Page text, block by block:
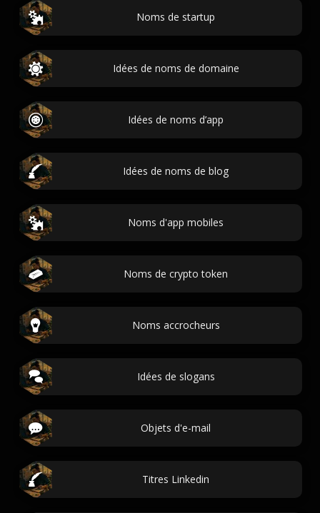
Noms de startup
Idées de noms de domaine
Idées de noms d’app
Idées de noms de blog
Noms d'app mobiles
Noms de crypto token
Noms accrocheurs
Idées de slogans
Objets d'e-mail
Titres Linkedin